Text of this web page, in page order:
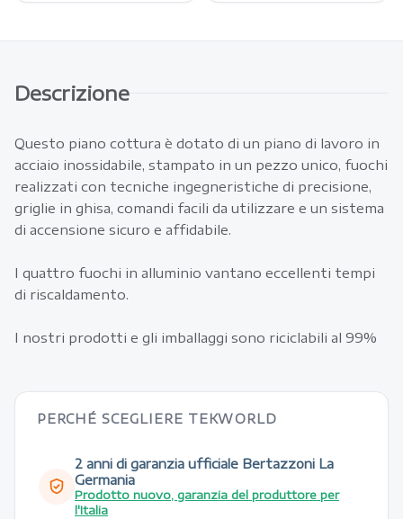
Descrizione
Questo piano cottura è dotato di un piano di lavoro in
acciaio inossidabile, stampato in un pezzo unico, fuochi
realizzati con tecniche ingegneristiche di precisione,
griglie in ghisa, comandi facili da utilizzare e un sistema
di accensione sicuro e affidabile.
I quattro fuochi in alluminio vantano eccellenti tempi
di riscaldamento.
I nostri prodotti e gli imballaggi sono riciclabili al 99%
PERCHÉ SCEGLIERE TEKWORLD
2 anni di garanzia ufficiale Bertazzoni La
Germania
Prodotto nuovo, garanzia del produttore per
l'Italia